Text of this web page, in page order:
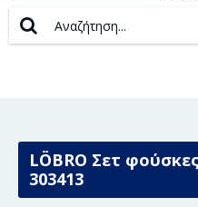
LÖBRO Σετ
303413